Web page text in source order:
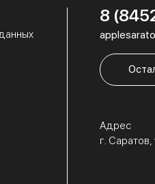
8
Адрес
г.